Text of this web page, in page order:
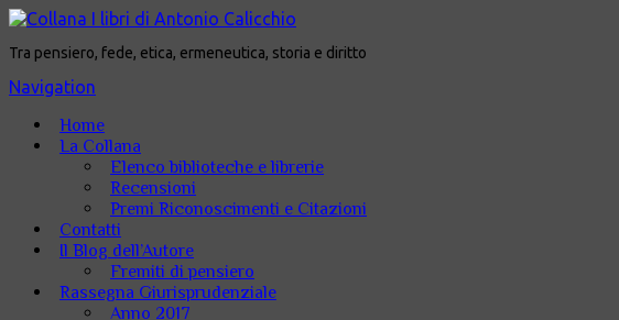
Tra pensiero, fede, etica, ermeneutica, storia e diritto
Navigation
Home
La Collana
Elenco biblioteche e librerie
Recensioni
Premi Riconoscimenti e Citazioni
Contatti
Il Blog dell’Autore
Fremiti di pensiero
Rassegna Giurisprudenziale
Anno 2017